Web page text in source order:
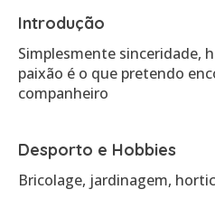
Introdução
Simplesmente sinceridade,
paixão é o que pretendo
companheiro
Desporto e Hobbies
Bricolage, jardinagem,